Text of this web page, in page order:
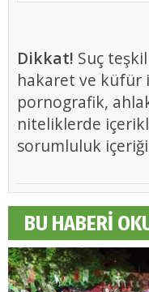
Dikkat! Suç
hakaret ve küfür
pornografik,
niteliklerde
sorumluluk
BU HABERİ